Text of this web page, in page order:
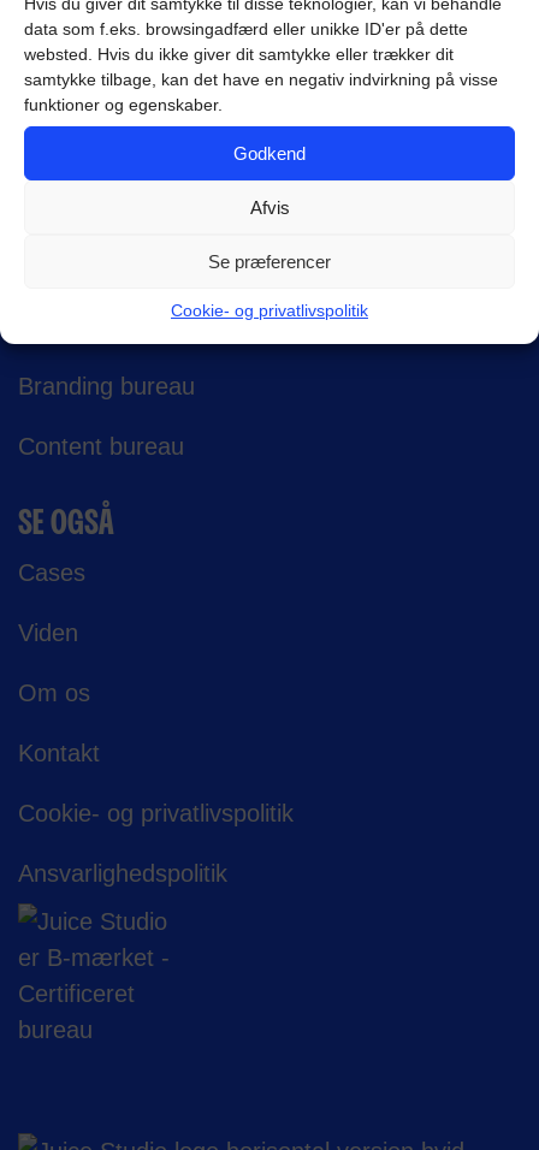
data som f.eks. browsingadfærd eller unikke ID'er på dette
websted. Hvis du ikke giver dit samtykke eller trækker dit
samtykke tilbage, kan det have en negativ indvirkning på visse
funktioner og egenskaber.
Godkend
Afvis
Se præferencer
Cookie- og privatlivspolitik
SEKS BUREAUER I ÉT
Digitalt marketing bureau
Branding bureau
Content bureau
SE OGSÅ
Cases
Viden
Om os
Kontakt
Cookie- og privatlivspolitik
Ansvarligheds­politik